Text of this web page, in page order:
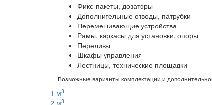
Фикс-пакеты, дозаторы
Дополнительные отводы, патрубки
Перемешивающие устройства
Рамы, каркасы для установки, опоры
Переливы
Шкафы управления
Лестницы, технические площадки
Возможные варианты комплектации и
1 м3
2 м3